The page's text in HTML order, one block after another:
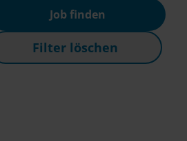
Job finden
Filter löschen